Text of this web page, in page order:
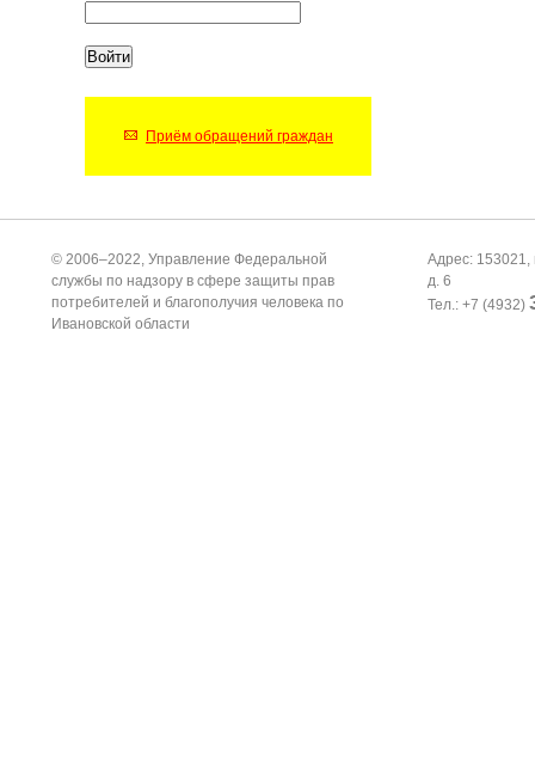
Приём обращений граждан
© 2006–2022, Управление Федеральной
службы по надзору в сфере защиты прав
потребителей и благополучия человека по
Ивановской области
Адрес: 153021,
д. 6
Тел.: +7 (4932)